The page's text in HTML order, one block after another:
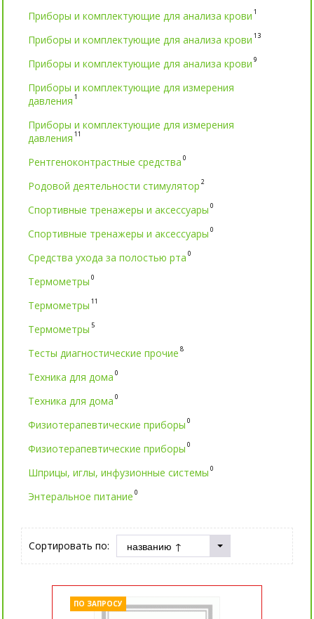
Приборы и комплектующие для анализа крови 1
Приборы и комплектующие для анализа крови 13
Приборы и комплектующие для анализа крови 9
Приборы и комплектующие для измерения
давления 1
Приборы и комплектующие для измерения
давления 11
Рентгеноконтрастные средства 0
Родовой деятельности стимулятор 2
Спортивные тренажеры и аксессуары 0
Спортивные тренажеры и аксессуары 0
Средства ухода за полостью рта 0
Термометры 0
Термометры 11
Термометры 5
Тесты диагностические прочие 8
Техника для дома 0
Техника для дома 0
Физиотерапевтические приборы 0
Физиотерапевтические приборы 0
Шприцы, иглы, инфузионные системы 0
Энтеральное питание 0
Сортировать по:
ПО ЗАПРОСУ